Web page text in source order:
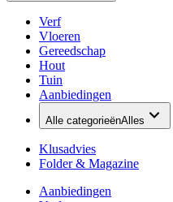
Verf
Vloeren
Gereedschap
Hout
Tuin
Aanbiedingen
Alle categorieënAlles
Klusadvies
Folder & Magazine
Aanbiedingen